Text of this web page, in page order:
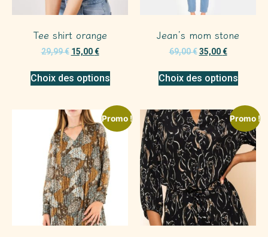
Tee shirt orange
29,99€ 15,00€
Choix des options
Jean’s mom stone
69,00€ 35,00€
Choix des options
Promo ! Promo !